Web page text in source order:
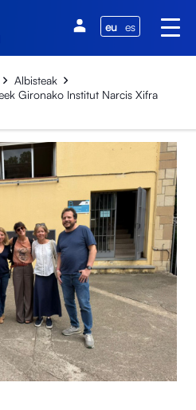
eu es
Albisteak
Gironako Institut Narcis Xifra